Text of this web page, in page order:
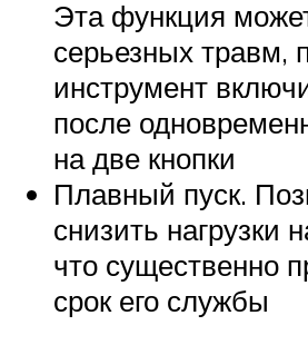
Эта функция
серьезных травм,
инструмент
после
на две кнопки
Плавный пуск.
снизить нагрузки
что существенно
срок его службы